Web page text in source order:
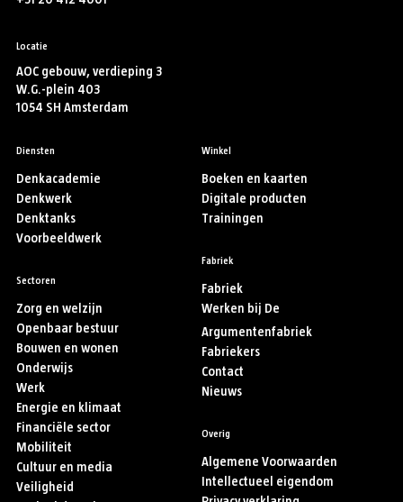
Locatie
AOC gebouw, verdieping 3
W.G.-plein 403
1054 SH Amsterdam
Diensten
Denkacademie
Denkwerk
Denktanks
Voorbeeldwerk
Sectoren
Zorg en welzijn
Openbaar bestuur
Bouwen en wonen
Onderwijs
Werk
Energie en klimaat
Financiële sector
Mobiliteit
Cultuur en media
Veiligheid
Winkel
Boeken en kaarten
Digitale producten
Trainingen
Fabriek
Fabriek
Werken bij De
Argumentenfabriek
Fabriekers
Contact
Nieuws
Overig
Algemene Voorwaarden
Intellectueel eigendom